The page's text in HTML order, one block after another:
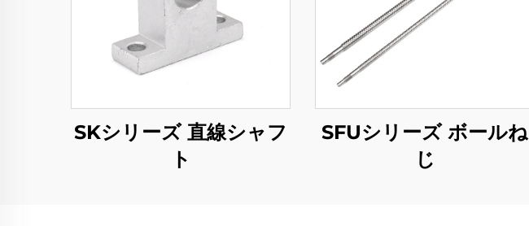
SKシリーズ 直線シャフ
ト
SFUシリーズ ボールね
じ